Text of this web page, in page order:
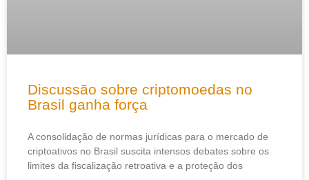
Discussão sobre criptomoedas no
Brasil ganha força
A consolidação de normas jurídicas para o mercado de
criptoativos no Brasil suscita intensos debates sobre os
limites da fiscalização retroativa e a proteção dos